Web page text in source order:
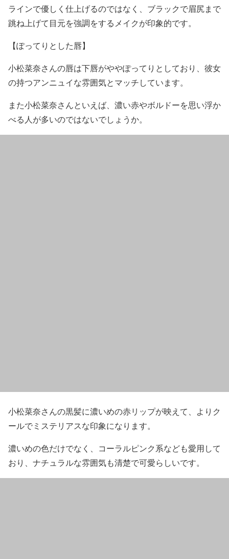
ラインで優しく仕上げるのではなく、ブラックで眉尻まで
跳ね上げて目元を強調をするメイクが印象的です。
【ぽってりとした唇】
小松菜奈さんの唇は下唇がややぽってり としており、 彼女
の持つアンニュイな雰囲気とマッチしています。
また小松菜奈さんといえば、濃い赤やボルドーを思い浮か
べる人が多いのではないでしょうか。
小松菜奈さんの黒髪に濃いめの赤リップが映えて、よりク
ールでミステリアスな印象になります。
濃いめの色だけでなく、コーラルピンク系なども愛用して
おり、ナチュラルな雰囲気も清楚で可愛らしいです。